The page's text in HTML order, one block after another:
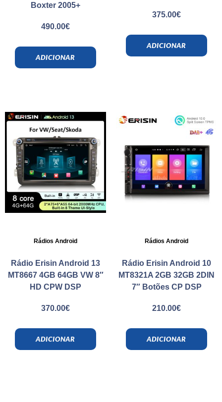
Boxter 2005+
490.00€
ADICIONAR
375.00€
ADICIONAR
Rádios Android
Rádio Erisin Android 13
MT8667 4GB 64GB VW 8″
HD CPW DSP
370.00€
ADICIONAR
Rádios Android
Rádio Erisin Android 10
MT8321A 2GB 32GB 2DIN
7″ Botões CP DSP
210.00€
ADICIONAR